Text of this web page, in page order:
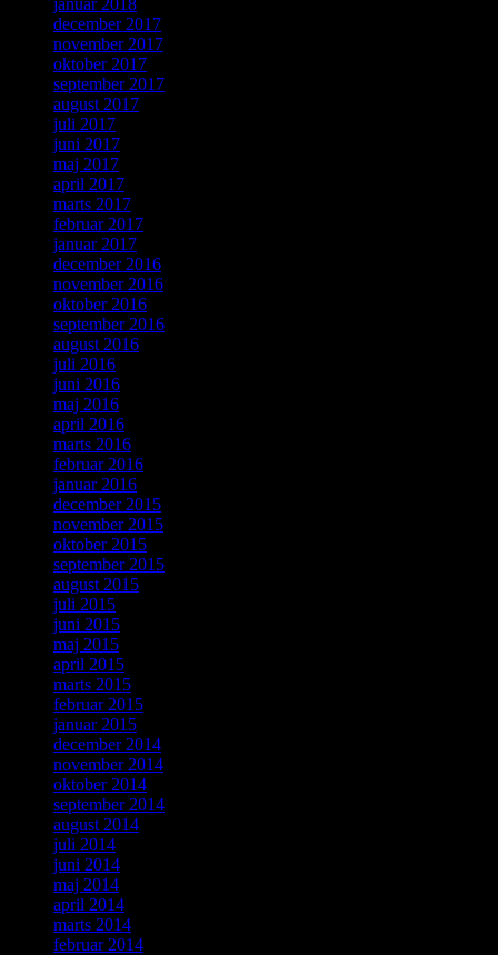
december 2017
november 2017
oktober 2017
september 2017
august 2017
juli 2017
juni 2017
maj 2017
april 2017
marts 2017
februar 2017
januar 2017
december 2016
november 2016
oktober 2016
september 2016
august 2016
juli 2016
juni 2016
maj 2016
april 2016
marts 2016
februar 2016
januar 2016
december 2015
november 2015
oktober 2015
september 2015
august 2015
juli 2015
juni 2015
maj 2015
april 2015
marts 2015
februar 2015
januar 2015
december 2014
november 2014
oktober 2014
september 2014
august 2014
juli 2014
juni 2014
maj 2014
april 2014
marts 2014
februar 2014